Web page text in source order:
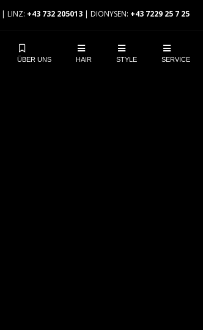
| LINZ: +43 732 205013 | DIONYSEN: +43 7229 25 7 25
ÜBER UNS HAIR STYLE SERVICE